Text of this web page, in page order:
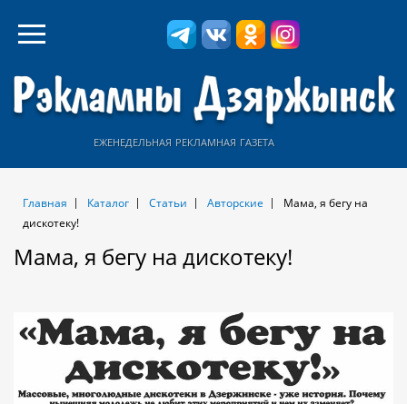
еженедельная рекламная газета
Главная Каталог Статьи Авторские
Мама, я бегу на
дискотеку!
Мама, я бегу на дискотеку!